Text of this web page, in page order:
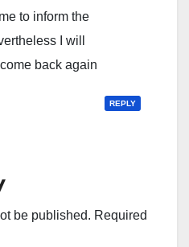
to inform the
I will
back again
REPLY
be published. Required